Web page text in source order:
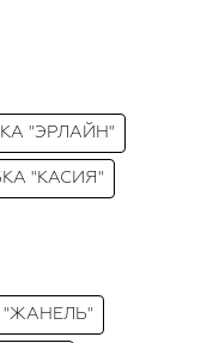
"ЭРЛАЙН"
"КАСИЯ"
"ЖАНЕЛЬ"